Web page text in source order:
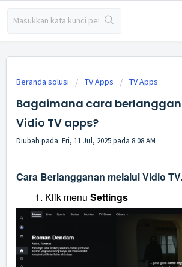
Beranda solusi TV Apps TV Apps
Bagaimana cara
Vidio TV apps?
Diubah pada: Fri, 11 Jul, 2025 pada 8:08 AM
Cara Berlangganan melalui Vidio TV.
Klik menu Settings